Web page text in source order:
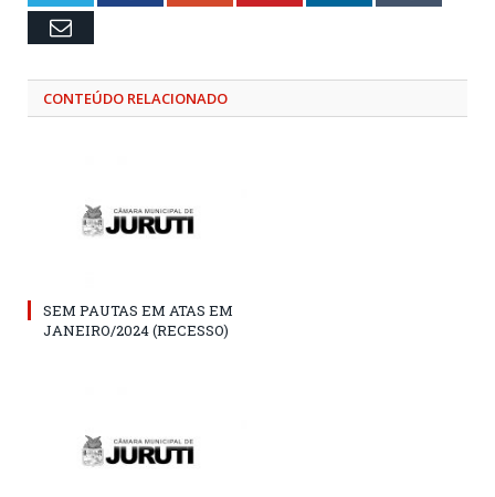
Email
CONTEÚDO RELACIONADO
SEM PAUTAS EM ATAS EM
JANEIRO/2024 (RECESSO)